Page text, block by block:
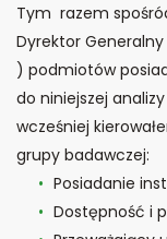
Tym razem spośród
Dyrektor
) podmiotów
do niniejszej
wcześniej
grupy badawczej:
Posiadanie
Dostępność i